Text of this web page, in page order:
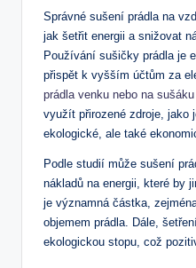
Správné sušení prádla na
jak šetřit energii a snižovat
Používání sušičky prádla je
přispět k vyšším účtům za
prádla venku nebo na sušáku
využít přirozené zdroje, jako
ekologické, ale také
Podle studií může sušení
nákladů na energii, které by
je významná částka,
objemem prádla. Dále,
ekologickou stopu, což